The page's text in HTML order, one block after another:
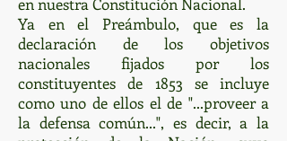
Ya en el Preámbulo, que es la
declaración de los objetivos
nacionales fijados por los
constituyentes de 1853 se incluye
como uno de ellos el de "...proveer a
la defensa común...", es decir, a la